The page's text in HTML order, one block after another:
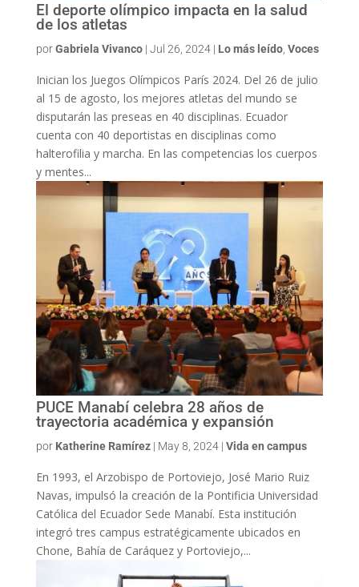
El deporte olímpico impacta en la salud
de los atletas
porGabriela Vivanco| Jul 26, 2024| Lo más leído, Voces
Inician los Juegos Olímpicos París 2024. Del 26 de julio
al 15 de agosto, los mejores atletas del mundo se
disputarán las preseas en 40 disciplinas. Ecuador
cuenta con 40 deportistas en disciplinas como
halterofilia y marcha. En las competencias los cuerpos
y mentes...
PUCE Manabí celebra 28 años de
trayectoria académica y expansión
por Katherine Ramírez| May 8, 2024| Vida en campus
En 1993, el Arzobispo de Portoviejo, José Mario Ruiz
Navas, impulsó la creación de la Pontificia Universidad
Católica del Ecuador Sede Manabí. Esta institución
integró tres campus estratégicamente ubicados en
Chone, Bahía de Caráquez y Portoviejo,...